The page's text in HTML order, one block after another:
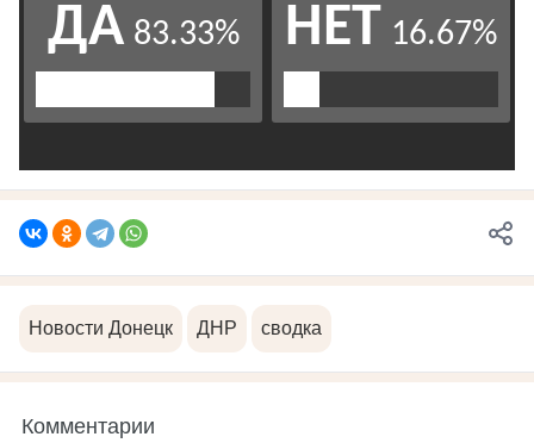
Новости Донецк ДНР сводка
Комментарии